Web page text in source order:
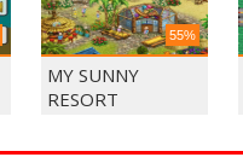
55%
MY SUNNY
RESORT